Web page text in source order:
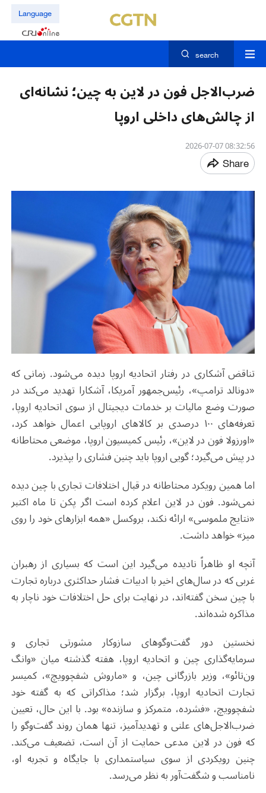
Language
search
ضرب‌الاجل فون در لاین به چین؛ نشانه‌ای
از چالش‌های داخلی اروپا
08:32:56 2026-07-07
Share
تناقض آشکاری در رفتار اتحادیه اروپا دیده می‌شود. زمانی که
«دونالد ترامپ»، رئیس‌جمهور آمریکا، آشکارا تهدید می‌کند در
صورت وضع مالیات بر خدمات دیجیتال از سوی اتحادیه اروپا،
تعرفه‌های ۱۰۰ درصدی بر کالاهای اروپایی اعمال خواهد کرد،
«اورزولا فون در لاین»، رئیس کمیسیون اروپا، موضعی محتاطانه
در پیش می‌گیرد؛ گویی اروپا باید چنین فشاری را بپذیرد.
اما همین رویکرد محتاطانه در قبال اختلافات تجاری با چین دیده
نمی‌شود. فون در لاین اعلام کرده است اگر پکن تا ماه اکتبر
«نتایج ملموسی» ارائه نکند، بروکسل «همه ابزارهای خود را روی
میز» خواهد داشت.
آنچه او ظاهراً نادیده می‌گیرد این است که بسیاری از رهبران
غربی که در سال‌های اخیر با ادبیات فشار حداکثری درباره تجارت
با چین سخن گفته‌اند، در نهایت برای حل اختلافات خود ناچار به
مذاکره شده‌اند.
نخستین دور گفت‌وگوهای سازوکار مشورتی تجاری و
سرمایه‌گذاری چین و اتحادیه اروپا، هفته گذشته میان «وانگ
ون‌تائو»، وزیر بازرگانی چین، و «ماروش شفچوویچ»، کمیسر
تجارت اتحادیه اروپا، برگزار شد؛ مذاکراتی که به گفته خود
شفچوویچ، «فشرده، متمرکز و سازنده» بود. با این حال، تعیین
ضرب‌الاجل‌های علنی و تهدیدآمیز، تنها همان روند گفت‌وگو را
که فون در لاین مدعی حمایت از آن است، تضعیف می‌کند.
چنین رویکردی از سوی سیاستمداری با جایگاه و تجربه او،
نامناسب و شگفت‌آور به نظر می‌رسد.